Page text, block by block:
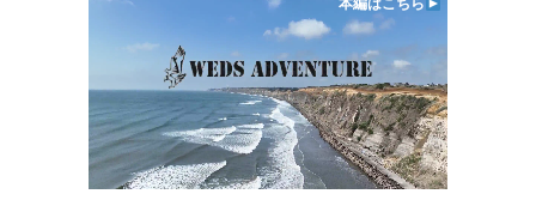
本編はこちら